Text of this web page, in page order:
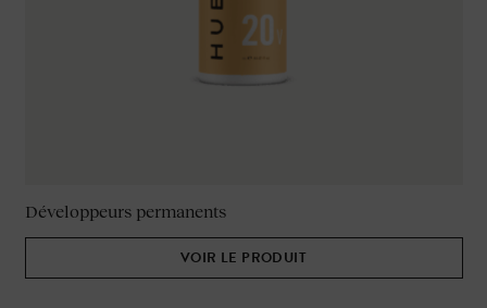
Développeurs permanents
VOIR LE PRODUIT